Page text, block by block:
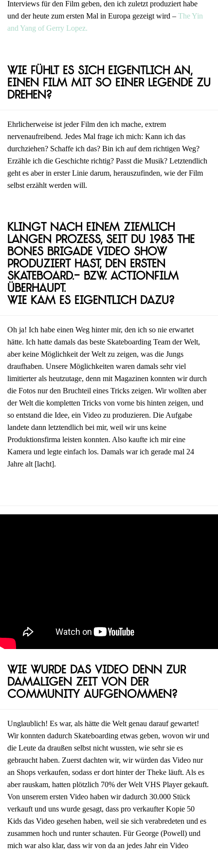
Interviews für den Film geben, den ich zuletzt produziert habe
und der heute zum ersten Mal in Europa gezeigt wird – The Yin
and Yang of Gerry Lopez.
Wie fühlt es sich eigentlich an,
einen Film mit so einer Legende zu
drehen?
Ehrlicherweise ist jeder Film den ich mache, extrem
nervenaufreibend. Jedes Mal frage ich mich: Kann ich das
durchziehen? Schaffe ich das? Bin ich auf dem richtigen Weg?
Erzähle ich die Geschichte richtig? Passt die Musik? Letztendlich
geht es aber in erster Linie darum, herauszufinden, wie der Film
selbst erzählt werden will.
Klingt nach einem ziemlich
langen Prozess, seit du 1983 The
Bones Brigade Video Show
produziert hast, den ersten
Skateboard.- bzw. Actionfilm
überhaupt.
Wie kam es eigentlich dazu?
Oh ja! Ich habe einen Weg hinter mir, den ich so nie erwartet
hätte. Ich hatte damals das beste Skateboarding Team der Welt,
aber keine Möglichkeit der Welt zu zeigen, was die Jungs
draufhaben. Unsere Möglichkeiten waren damals sehr viel
limitierter als heutzutage, denn mit Magazinen konnten wir durch
die Fotos nur den Bruchteil eines Tricks zeigen. Wir wollten aber
der Welt die kompletten Tricks von vorne bis hinten zeigen, und
so entstand die Idee, ein Video zu produzieren. Die Aufgabe
landete dann letztendlich bei mir, weil wir uns keine
Produktionsfirma leisten konnten. Also kaufte ich mir eine
Kamera und legte einfach los. Damals war ich gerade mal 24
Jahre alt [lacht].
Wie wurde das Video denn zur
damaligen Zeit von der
Community aufgenommen?
Unglaublich! Es war, als hätte die Welt genau darauf gewartet!
Wir konnten dadurch Skateboarding etwas geben, wovon wir und
die Leute da draußen selbst nicht wussten, wie sehr sie es
gebraucht haben. Zuerst dachten wir, wir würden das Video nur
an Shops verkaufen, sodass er dort hinter der Theke läuft. Als es
aber rauskam, hatten plötzlich 70% der Welt VHS Player gekauft.
Von unserem ersten Video haben wir dadurch 30.000 Stück
verkauft und uns wurde gesagt, dass pro verkaufter Kopie 50
Kids das Video gesehen haben, weil sie sich verabredeten und es
zusammen hoch und runter schauten. Für George (Powell) und
mich war also klar, dass wir von da an jedes Jahr ein Video